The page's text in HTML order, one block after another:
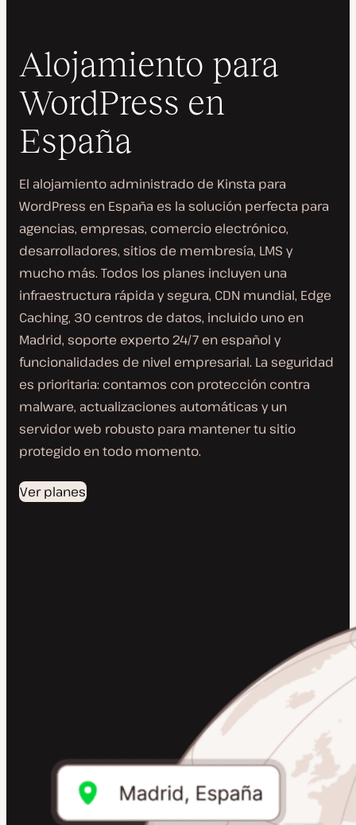
Alojamiento para
WordPress en
España
El alojamiento administrado de Kinsta para
WordPress en España es la solución perfecta para
agencias, empresas, comercio electrónico,
desarrolladores, sitios de membresía, LMS y
mucho más. Todos los planes incluyen una
infraestructura rápida y segura, CDN mundial, Edge
Caching, 30 centros de datos, incluido uno en
Madrid, soporte experto 24/7 en español y
funcionalidades de nivel empresarial. La seguridad
es prioritaria: contamos con protección contra
malware, actualizaciones automáticas y un
servidor web robusto para mantener tu sitio
protegido en todo momento.
Ver planes